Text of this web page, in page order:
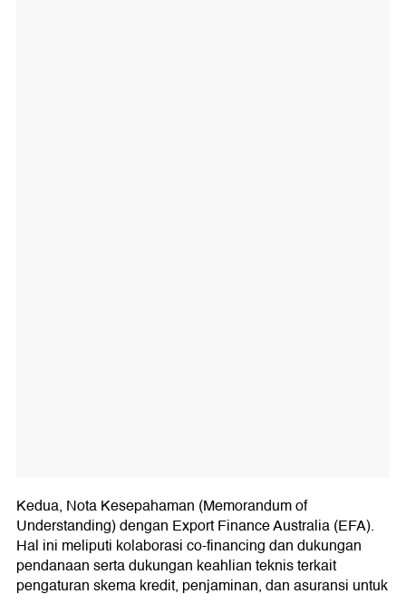
Kedua, Nota Kesepahaman (Memorandum of
Understanding) dengan Export Finance Australia (EFA).
Hal ini meliputi kolaborasi co-financing dan dukungan
pendanaan serta dukungan keahlian teknis terkait
pengaturan skema kredit, penjaminan, dan asuransi untuk